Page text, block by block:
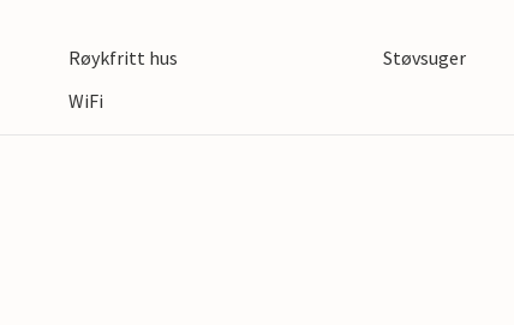
Røykfritt hus
Støvsuger
WiFi